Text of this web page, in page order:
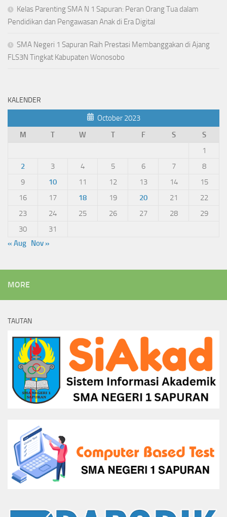
Kelas Parenting SMA N 1 Sapuran: Peran Orang Tua dalam
Pendidikan dan Pengawasan Anak di Era Digital
SMA Negeri 1 Sapuran Raih Prestasi Membanggakan di Ajang
FLS3N Tingkat Kabupaten Wonosobo
KALENDER
October 2023
M
T W T F S
S
1
2
3 4 5 6 7
8
9
10 11 12 13 14
15
16
17 18 19 20 21
22
23
24 25 26 27 28
29
30
31
« Aug Nov »
MORE
TAUTAN